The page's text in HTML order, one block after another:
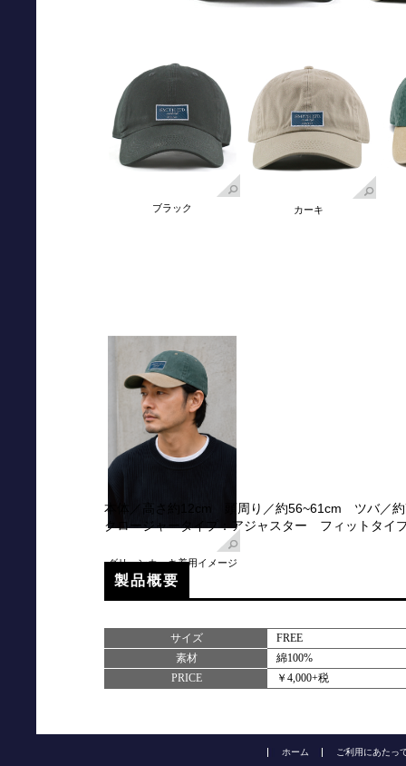
ブラック カーキ
グリーンカーキ着用イメージ
本体／高さ約12cm 頭周り／約56~61cm ツバ／
クロージャータイプ：アジャスター フィットタイ
製品概要
サイズ
FREE
素材
綿100%
PRICE
￥4,000+税
ホーム ご利用にあたっ